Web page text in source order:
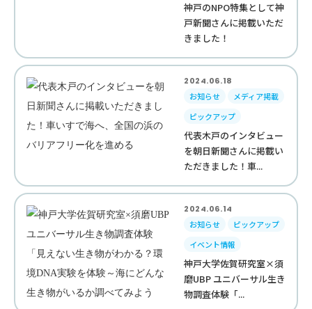
神戸のNPO特集として神
戸新聞さんに掲載いただ
きました！
2024.06.18
お知らせ
メディア掲載
ピックアップ
代表木戸のインタビュー
を朝日新聞さんに掲載い
ただきました！車...
2024.06.14
お知らせ
ピックアップ
イベント情報
神戸大学佐賀研究室×須
磨UBP ユニバーサル生き
物調査体験「...